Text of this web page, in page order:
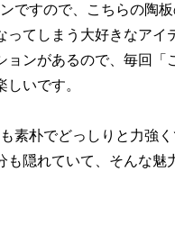
ですので、こちらの陶
ってしまう大好きなアイ
ョンがあるので、毎回「
いです。
素朴でどっしりと力強
も隠れていて、そんな魅